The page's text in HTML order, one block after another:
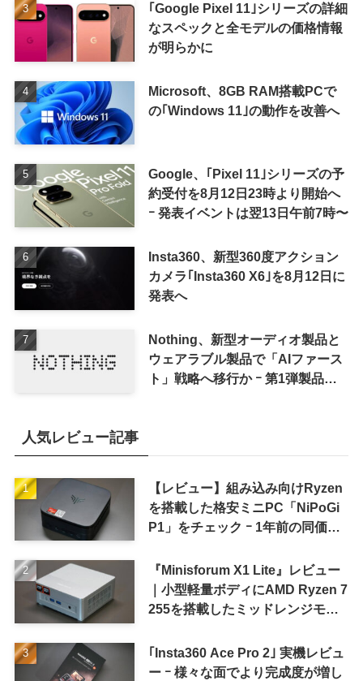
｢Google Pixel 11｣シリーズの詳細
なスペックと全モデルの価格情報
が明らかに
Microsoft、8GB RAM搭載PCで
の｢Windows 11｣の動作を改善へ
Google、｢Pixel 11｣シリーズの予
約受付を8月12日23時より開始へ
ｰ 発表イベントは翌13日午前7時〜
Insta360、新型360度アクション
カメラ｢Insta360 X6｣を8月12日に
発表へ
Nothing、新型オーディオ製品と
ウェアラブル製品で「AIファース
ト」戦略へ移行か ｰ 第1弾製品は
人気レビュー記事
【レビュー】組み込み向けRyzen
を搭載した格安ミニPC「NiPoGi
P1」をチェック ｰ 1年前の同価格
『Minisforum X1 Lite』レビュー
｜小型軽量ボディにAMD Ryzen 7
255を搭載したミッドレンジモデ
｢Insta360 Ace Pro 2｣ 実機レビュ
ー ｰ 様々な面でより完成度が増し